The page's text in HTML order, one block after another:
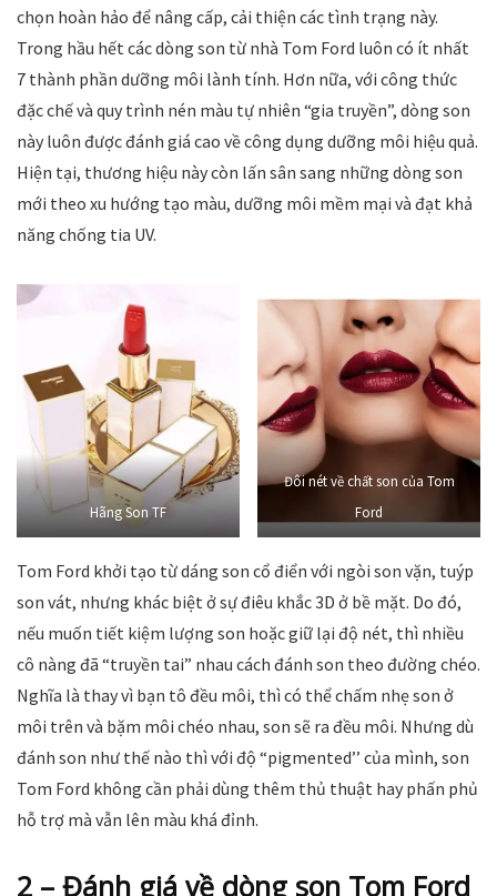
chọn hoàn hảo để nâng cấp, cải thiện các tình trạng này.
Trong hầu hết các dòng son từ nhà Tom Ford luôn có ít nhất
7 thành phần dưỡng môi lành tính. Hơn nữa, với công thức
đặc chế và quy trình nén màu tự nhiên “gia truyền”, dòng son
này luôn được đánh giá cao về công dụng dưỡng môi hiệu quả.
Hiện tại, thương hiệu này còn lấn sân sang những dòng son
mới theo xu hướng tạo màu, dưỡng môi mềm mại và đạt khả
năng chống tia UV.
Hãng Son TF
Đôi nét về chất son của Tom
Ford
Tom Ford khởi tạo từ dáng son cổ điển với ngòi son vặn, tuýp
son vát, nhưng khác biệt ở sự điêu khắc 3D ở bề mặt. Do đó,
nếu muốn tiết kiệm lượng son hoặc giữ lại độ nét, thì nhiều
cô nàng đã “truyền tai” nhau cách đánh son theo đường chéo.
Nghĩa là thay vì bạn tô đều môi, thì có thể chấm nhẹ son ở
môi trên và bặm môi chéo nhau, son sẽ ra đều môi. Nhưng dù
đánh son như thế nào thì với độ “pigmented’’ của mình, son
Tom Ford không cần phải dùng thêm thủ thuật hay phấn phủ
hỗ trợ mà vẫn lên màu khá đỉnh.
2 – Đánh giá về dòng son Tom Ford